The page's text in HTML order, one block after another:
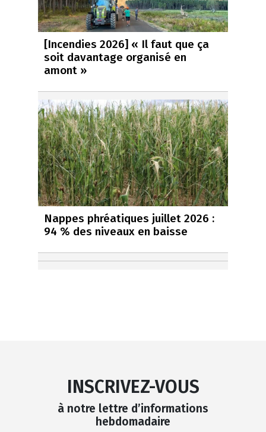
[Incendies 2026] « Il faut que ça
soit davantage organisé en
amont »
Nappes phréatiques juillet 2026 :
94 % des niveaux en baisse
INSCRIVEZ-VOUS
à notre lettre d’informations
hebdomadaire